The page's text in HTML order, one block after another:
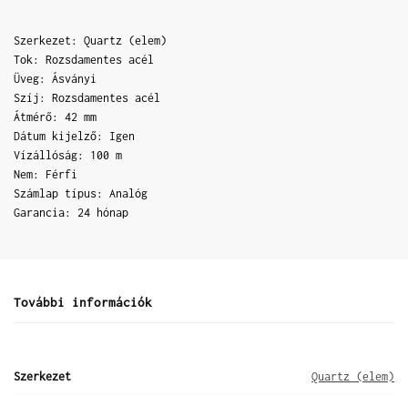
Szerkezet: Quartz (elem)
Tok: Rozsdamentes acél
Üveg: Ásványi
Szíj: Rozsdamentes acél
Átmérő: 42 mm
Dátum kijelző: Igen
Vízállóság: 100 m
Nem: Férfi
Számlap típus: Analóg
Garancia: 24 hónap
További információk
Szerkezet Quartz (elem)